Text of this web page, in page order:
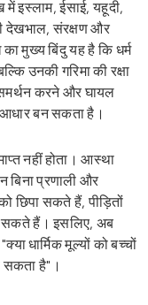
ईसाई, यहूदी,
देखभाल, संरक्षण और
मुख्य बिंदु यह है कि धर्म
उनकी गरिमा की रक्षा
करने और घायल
बन सकता है।
नहीं होता। आस्था
बिना प्रणाली और
छिपा सकते हैं, पीड़ितों
सकते हैं। इसलिए, अब
धार्मिक मूल्यों को बच्चों
सकता है"।